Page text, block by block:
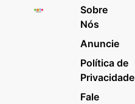
Sobre
Nós
Anuncie
Política de
Privacidade
Fale